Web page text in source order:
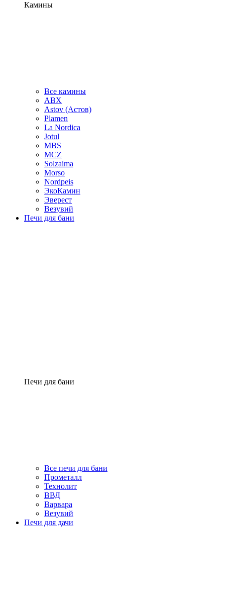
Камины
Все камины
ABX
Astov (Астов)
Plamen
La Nordica
Jotul
MBS
MCZ
Solzaima
Morso
Nordpeis
ЭкоКамин
Эверест
Везувий
Печи для бани
Печи для бани
Все печи для бани
Прометалл
Технолит
ВВД
Варвара
Везувий
Печи для дачи